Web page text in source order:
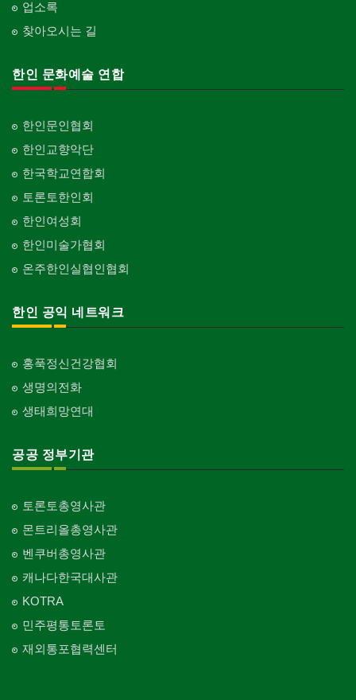
업소록
찾아오시는 길
한인 문화예술 연합
한인문인협회
한인교향악단
한국학교연합회
토론토한인회
한인여성회
한인미술가협회
온주한인실협인협회
한인 공익 네트워크
홍푹정신건강협회
생명의전화
생태희망연대
공공 정부기관
토론토총영사관
몬트리올총영사관
벤쿠버총영사관
캐나다한국대사관
KOTRA
민주평통토론토
재외통포협력센터